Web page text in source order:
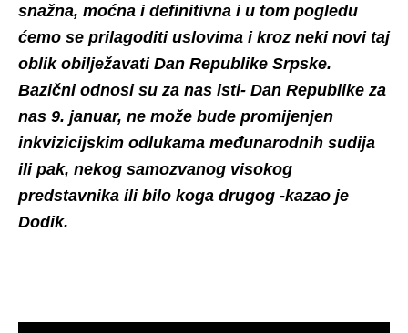
snažna, moćna i definitivna i u tom pogledu
ćemo se prilagoditi uslovima i kroz neki novi taj
oblik obilježavati Dan Republike Srpske.
Bazični odnosi su za nas isti- Dan Republike za
nas 9. januar, ne može bude promijenjen
inkvizicijskim odlukama međunarodnih sudija
ili pak, nekog samozvanog visokog
predstavnika ili bilo koga drugog -kazao je
Dodik.